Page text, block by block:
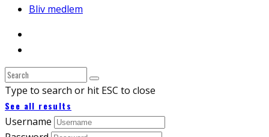
Bliv medlem
Type to search or hit ESC to close
See all results
Username